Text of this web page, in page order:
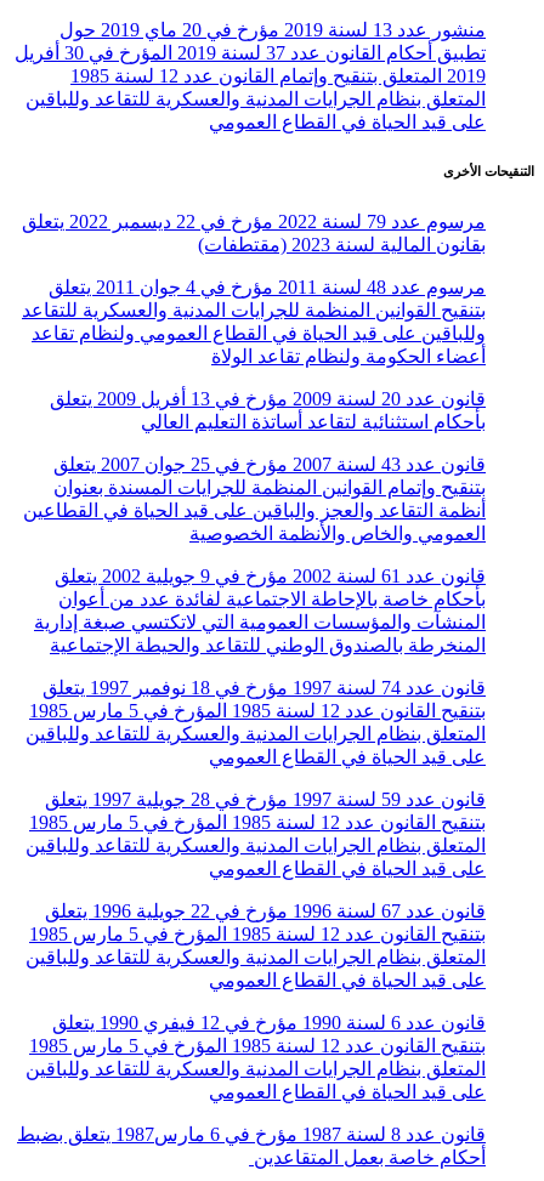
منشور عدد 13 لسنة 2019 مؤرخ في 20 ماي 2019 حول
تطبيق أحكام القانون عدد 37 لسنة 2019 المؤرخ في 30 أفريل
2019 المتعلق بتنقيح وإتمام القانون عدد 12 لسنة 1985
المتعلق بنظام الجرايات المدنية والعسكرية للتقاعد وللباقين
على قيد الحياة في القطاع العمومي
التنقيحات الأخرى
مرسوم عدد 79 لسنة 2022 مؤرخ في 22 ديسمبر 2022 يتعلق
بقانون المالية لسنة 2023 (مقتطفات)
مرسوم عدد 48 لسنة 2011 مؤرخ في 4 جوان 2011 يتعلق
بتنقيح القوانين المنظمة للجرايات المدنية والعسكرية للتقاعد
وللباقين على قيد الحياة في القطاع العمومي ولنظام تقاعد
أعضاء الحكومة ولنظام تقاعد الولاة
قانون عدد 20 لسنة 2009 مؤرخ في 13 أفريل 2009 يتعلق
بأحكام استثنائية لتقاعد أساتذة التعليم العالي
قانون عدد 43 لسنة 2007 مؤرخ في 25 جوان 2007 يتعلق
بتنقيح وإتمام القوانين المنظمة للجرايات المسندة بعنوان
أنظمة التقاعد والعجز والباقين على قيد الحياة في القطاعين
العمومي والخاص والأنظمة الخصوصية
قانون عدد 61 لسنة 2002 مؤرخ في 9 جويلية 2002 يتعلق
بأحكام خاصة بالإحاطة الاجتماعية لفائدة عدد من أعوان
المنشآت والمؤسسات العمومية التي لاتكتسي صبغة إدارية
المنخرطة بالصندوق الوطني للتقاعد والحيطة الإجتماعية
قانون عدد 74 لسنة 1997 مؤرخ في 18 نوفمبر 1997 يتعلق
بتنقيح القانون عدد 12 لسنة 1985 المؤرخ في 5 مارس 1985
المتعلق بنظام الجرايات المدنية والعسكرية للتقاعد وللباقين
على قيد الحياة في القطاع العمومي
قانون عدد 59 لسنة 1997 مؤرخ في 28 جويلية 1997 يتعلق
بتنقيح القانون عدد 12 لسنة 1985 المؤرخ في 5 مارس 1985
المتعلق بنظام الجرايات المدنية والعسكرية للتقاعد وللباقين
على قيد الحياة في القطاع العمومي
قانون عدد 67 لسنة 1996 مؤرخ في 22 جويلية 1996 يتعلق
بتنقيح القانون عدد 12 لسنة 1985 المؤرخ في 5 مارس 1985
المتعلق بنظام الجرايات المدنية والعسكرية للتقاعد وللباقين
على قيد الحياة في القطاع العمومي
قانون عدد 6 لسنة 1990 مؤرخ في 12 فيفري 1990 يتعلق
بتنقيح القانون عدد 12 لسنة 1985 المؤرخ في 5 مارس 1985
المتعلق بنظام الجرايات المدنية والعسكرية للتقاعد وللباقين
على قيد الحياة في القطاع العمومي
قانون عدد 8 لسنة 1987 مؤرخ في 6 مارس1987 يتعلق بضبط
أحكام خاصة بعمل المتقاعدين